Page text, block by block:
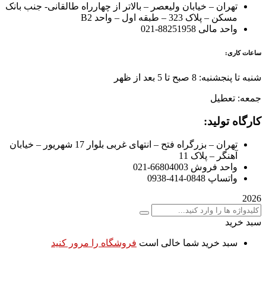
تهران – خیابان ولیعصر – بالاتر از چهارراه طالقانی- جنب بانک
مسکن – پلاک 323 – طبقه اول – واحد B2
واحد مالی 88251958-021
ساعات کاری:
شنبه تا پنجشنبه: 8 صبح تا 5 بعد از ظهر
جمعه: تعطیل
کارگاه تولید:
تهران – بزرگراه فتح – انتهای غربی بلوار 17 شهریور – خیابان
آهنگر – پلاک 11
واحد فروش 66804003-021
واتساپ 0848-414-0938
2026
سبد خرید
سبد خرید شما خالی است فروشگاه را مرور کنید